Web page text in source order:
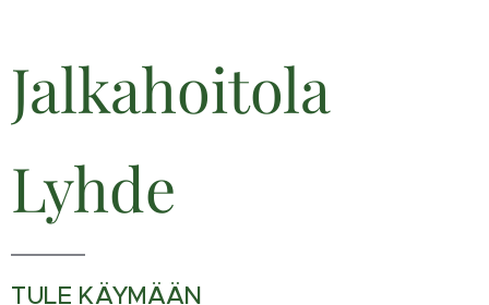
Jalkahoitola
Lyhde
TULE KÄYMÄÄN